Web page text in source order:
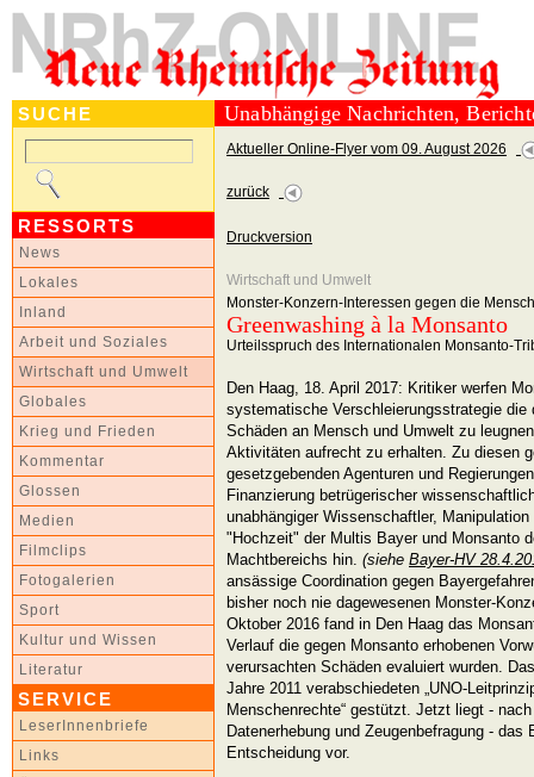
SUCHE
RESSORTS
News
Lokales
Inland
Arbeit und Soziales
Wirtschaft und Umwelt
Globales
Krieg und Frieden
Kommentar
Glossen
Medien
Filmclips
Fotogalerien
Sport
Kultur und Wissen
Literatur
SERVICE
LeserInnenbriefe
Links
Unabhängige Nachrichten,
Aktueller Online-Flyer vom 09. August 2026
zurück
Druckversion
Wirtschaft und Umwelt
Monster-Konzern-Interessen gegen die
Greenwashing à la Monsanto
Urteilsspruch des Internationalen Monsanto-
Den Haag, 18. April 2017: Kritiker werfen
systematische Verschleierungsstrategie
Schäden an Mensch und Umwelt zu
Aktivitäten aufrecht zu erhalten. Zu diesen
gesetzgebenden Agenturen und
Finanzierung betrügerischer
unabhängiger Wissenschaftler,
"Hochzeit" der Multis Bayer und Monsanto
Machtbereichs hin. (siehe Bayer-HV
ansässige Coordination gegen
bisher noch nie dagewesenen Monster-
Oktober 2016 fand in Den Haag das
Verlauf die gegen Monsanto erhobenen
verursachten Schäden evaluiert wurden.
Jahre 2011 verabschiedeten „UNO-
Menschenrechte“ gestützt. Jetzt liegt -
Datenerhebung und Zeugenbefragung - das
Entscheidung vor.